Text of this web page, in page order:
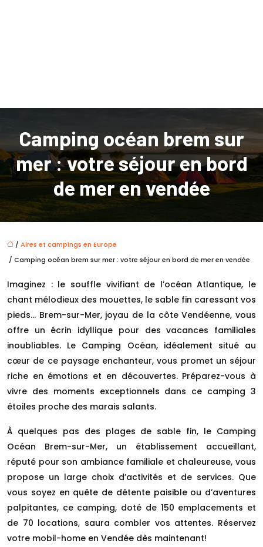
Camping océan brem sur
mer : votre séjour en bord
de mer en vendée
/ Aires et campings en Europe
/ Camping océan brem sur mer : votre séjour en bord de mer en vendée
Imaginez : le souffle vivifiant de l’océan Atlantique, le
chant mélodieux des mouettes, le sable fin caressant vos
pieds… Brem-sur-Mer, joyau de la côte Vendéenne, vous
offre un écrin idyllique pour des vacances familiales
inoubliables. Le Camping Océan, idéalement situé au
cœur de ce paysage enchanteur, vous promet un séjour
riche en émotions et en découvertes. Préparez-vous à
vivre des moments exceptionnels dans ce camping 3
étoiles proche des marais salants.
À quelques pas des plages de sable fin, le Camping
Océan Brem-sur-Mer, un établissement accueillant,
réputé pour son ambiance familiale et chaleureuse, vous
propose un large choix d’activités et de services. Que
vous soyez en quête de détente paisible ou d’aventures
palpitantes, ce camping, doté de 150 emplacements et
de 70 locations, saura combler vos attentes. Réservez
votre mobil-home en Vendée dès maintenant!